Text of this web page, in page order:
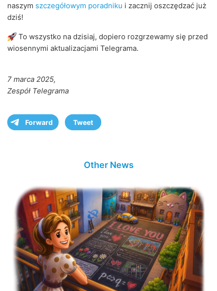
naszym szczegółowym poradniku i zacznij oszczędzać już
dziś!
To wszystko na dzisiaj, dopiero rozgrzewamy się przed
wiosennymi aktualizacjami Telegrama.
7 marca 2025,
Zespół Telegrama
Forward Tweet
Other News